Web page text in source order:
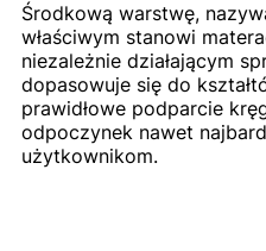
Środkową warstwę,
właściwym stanowi
niezależnie działającym
dopasowuje się do
prawidłowe podparcie
odpoczynek nawet
użytkownikom.